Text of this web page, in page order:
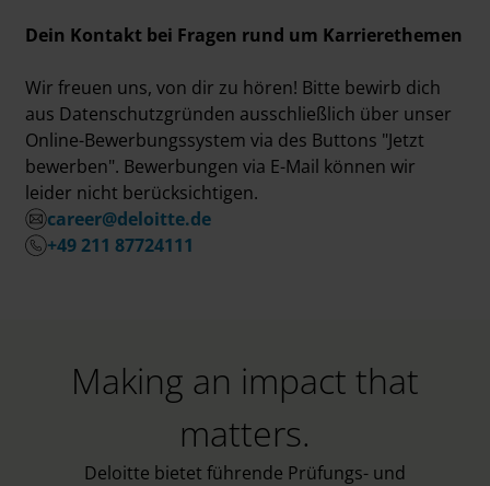
Dein Kontakt bei Fragen rund um Karrierethemen
Wir freuen uns, von dir zu hören! Bitte bewirb dich
aus Datenschutzgründen ausschließlich über unser
Online-Bewerbungssystem via des Buttons "Jetzt
bewerben". Bewerbungen via E-Mail können wir
leider nicht berücksichtigen.
career@deloitte.de
+49 211 87724111
Making an impact that
matters.
Deloitte bietet führende Prüfungs- und